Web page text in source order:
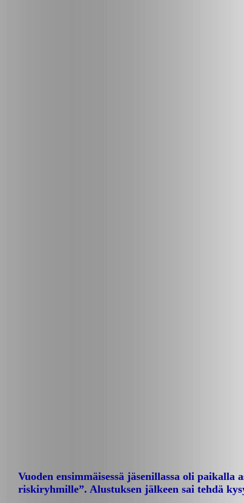
Vuoden ensimmäisessä jäsenillassa oli
riskiryhmille”. Alustuksen jälkeen sai tehdä